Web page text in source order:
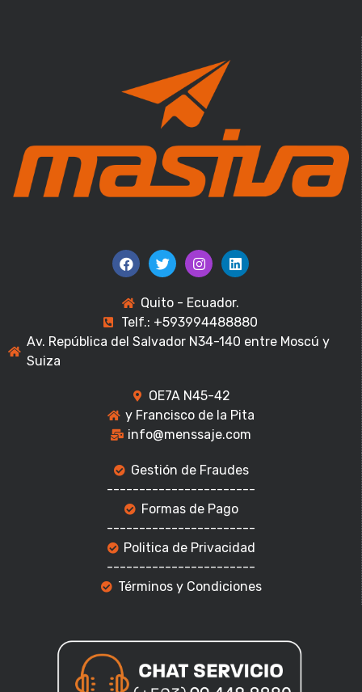
Quito - Ecuador.
Telf.: +593994488880
Av. República del Salvador N34-140 entre Moscú y
Suiza
OE7A N45-42
y Francisco de la Pita
info@menssaje.com
Gestión de Fraudes
-----------------------
Formas de Pago
-----------------------
Politica de Privacidad
-----------------------
Términos y Condiciones